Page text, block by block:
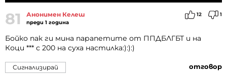
81 Анонимен Келеш
преди 1 година
12 1
Бойко пак ги мина парапетите от ППДБЛГБТ и на
Коци *** с 200 на суха настилка:):):)
отговор
Сигнализирай